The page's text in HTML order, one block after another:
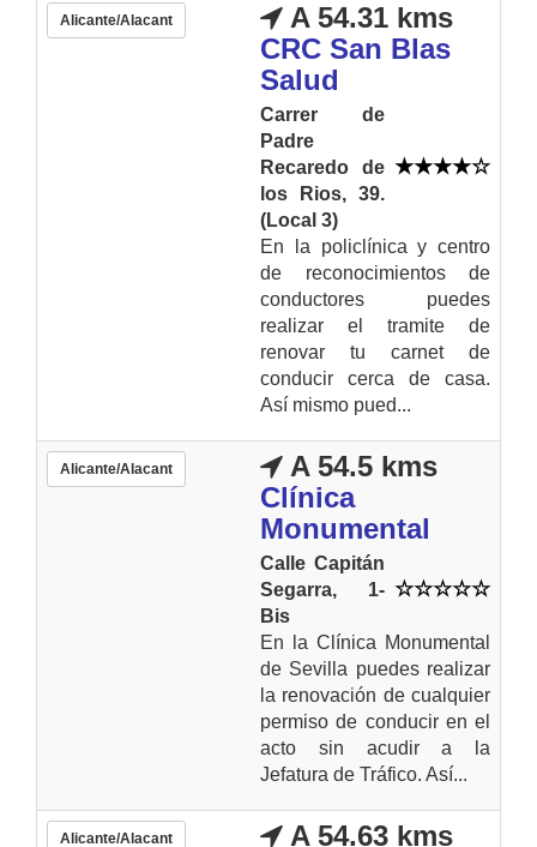
Alicante/Alacant
A 54.31 kms
CRC San Blas
Salud
Carrer de
Padre
Recaredo de
los Rios, 39.
(Local 3)
En la policlínica y centro
de reconocimientos de
conductores puedes
realizar el tramite de
renovar tu carnet de
conducir cerca de casa.
Así mismo pued...
Alicante/Alacant
A 54.5 kms
Clínica
Monumental
Calle Capitán
Segarra, 1-
Bis
En la Clínica Monumental
de Sevilla puedes realizar
la renovación de cualquier
permiso de conducir en el
acto sin acudir a la
Jefatura de Tráfico. Así...
Alicante/Alacant A 54.63 kms